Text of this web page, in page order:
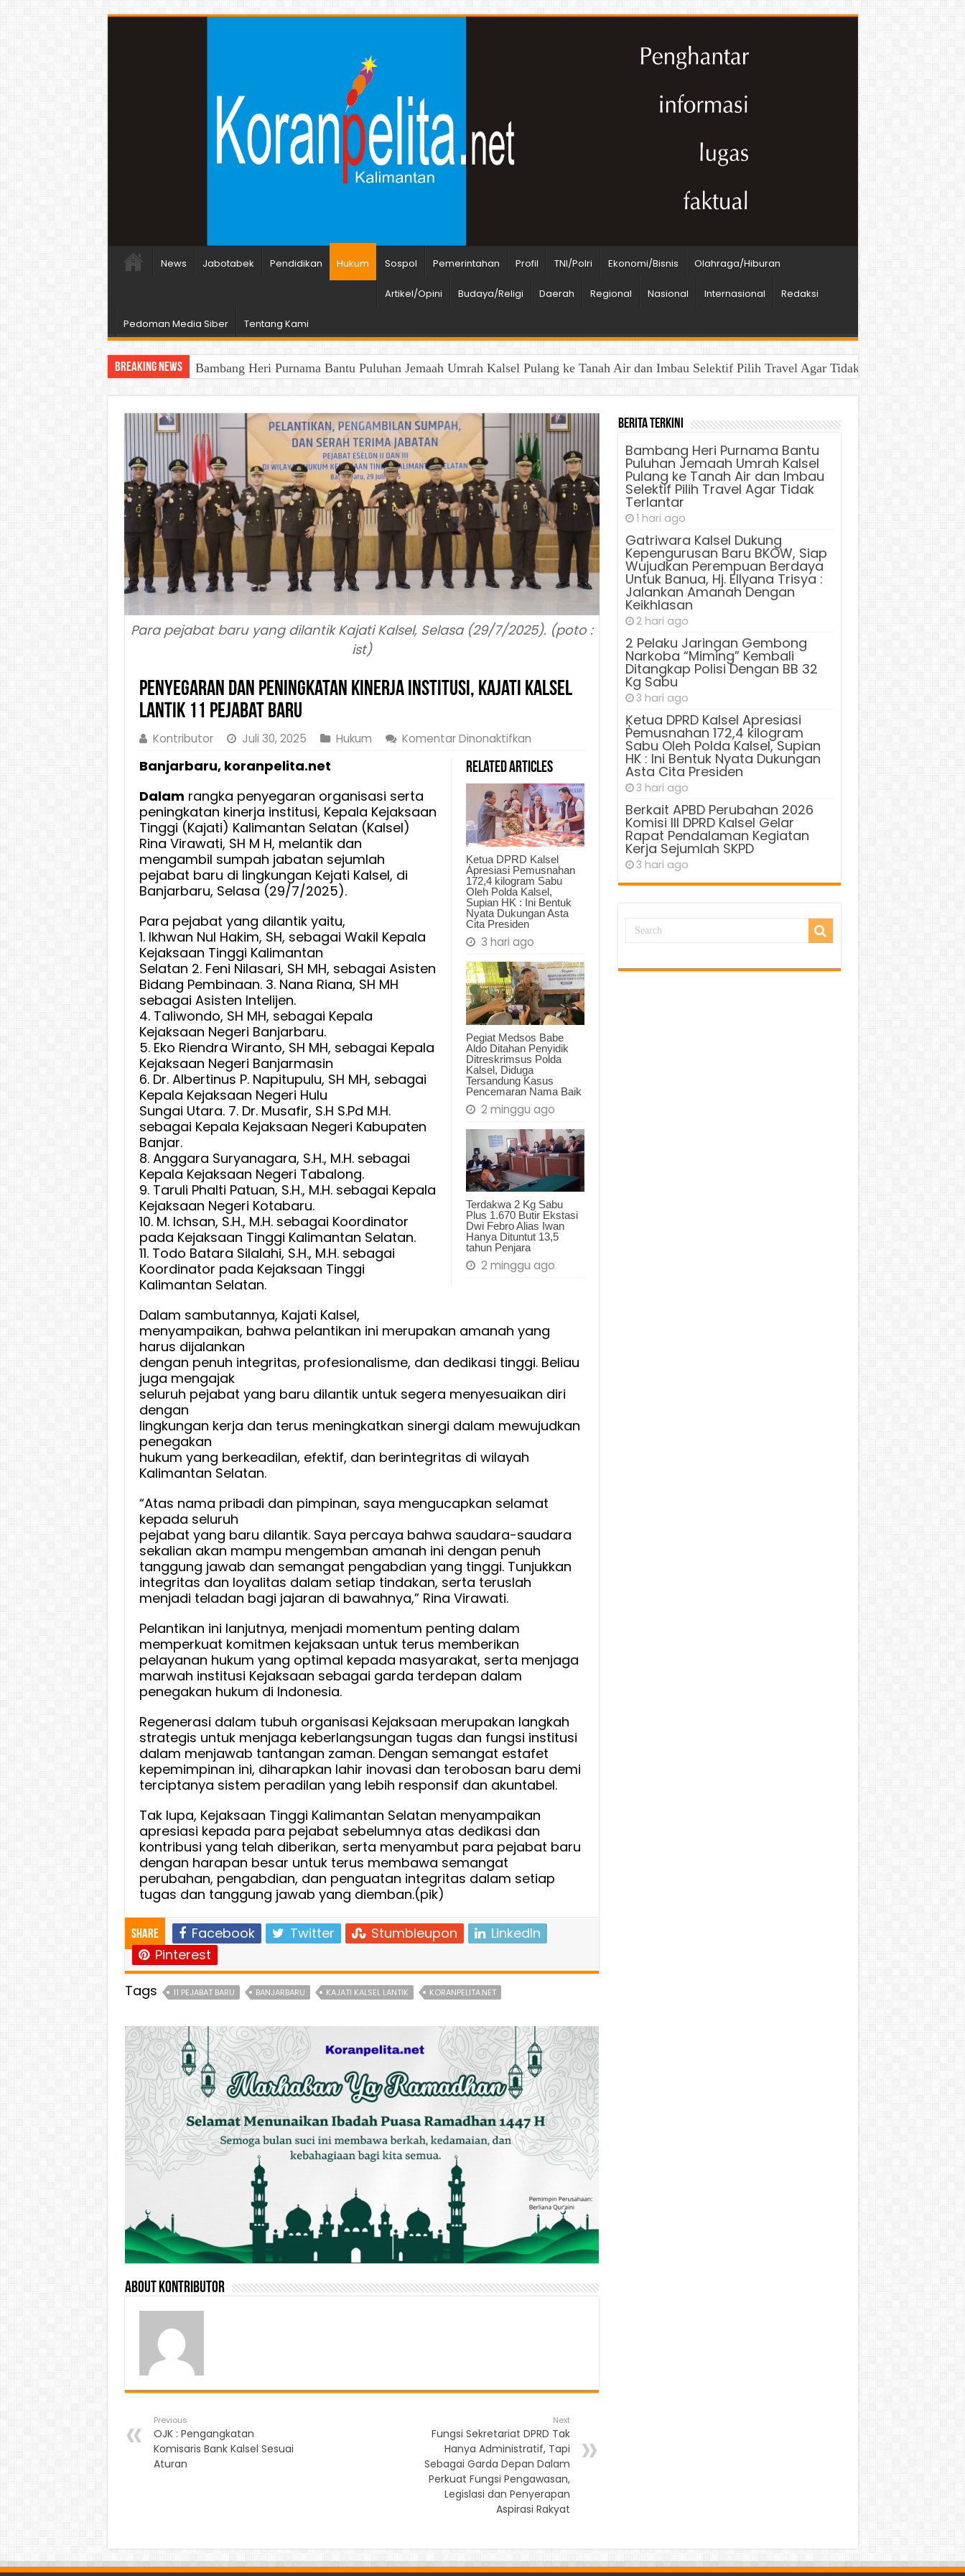
News Jabotabek Pendidikan Hukum Sospol Pemerintahan Profil TNI/Polri Ekonomi/Bisnis Olahraga/Hiburan
Artikel/Opini Budaya/Religi Daerah Regional Nasional Internasional Redaksi
Pedoman Media Siber Tentang Kami
Breaking News Bambang Heri Purnama Bantu Puluhan Jemaah Umrah Kalsel Pulang ke Tanah Air dan Imbau Selektif Pilih Travel Agar Tidak Terlantar
Gatriwara Kalsel Dukung Kepengurusan Baru BKOW, Siap Wujudkan Perempuan Berdaya Untuk Banua, Hj. Ellyana Trisya : Jalankan Amanah
Para pejabat baru yang dilantik Kajati Kalsel, Selasa (29/7/2025). (poto :
ist)
Penyegaran dan Peningkatan Kinerja Institusi, Kajati Kalsel
Lantik 11 Pejabat Baru
Kontributor Juli 30, 2025 Hukum Komentar Dinonaktifkanpada
dan
Peningkatan
Kinerja
Institusi,
Kajati
Kalsel
Lantik
11
Pejabat
Baru
Related Articles
Ķetua DPRD Kalsel
Apresiasi Pemusnahan
172,4 kilogram Sabu
Oleh Polda Kalsel,
Supian HK : Ini Bentuk
Nyata Dukungan Asta
Cita Presiden
3 hari ago
Pegiat Medsos Babe
Aldo Ditahan Penyidik
Ditreskrimsus Polda
Kalsel, Diduga
Tersandung Kasus
Pencemaran Nama Baik
2 minggu ago
Terdakwa 2 Kg Sabu
Plus 1.670 Butir Ekstasi
Dwi Febro Alias Iwan
Hanya Dituntut 13,5
tahun Penjara
2 minggu ago
Banjarbaru, koranpelita.net
Dalam rangka penyegaran organisasi serta
peningkatan kinerja institusi, Kepala Kejaksaan
Tinggi (Kajati) Kalimantan Selatan (Kalsel)
Rina Virawati, SH M H, melantik dan
mengambil sumpah jabatan sejumlah
pejabat baru di lingkungan Kejati Kalsel, di
Banjarbaru, Selasa (29/7/2025).
Para pejabat yang dilantik yaitu,
1. Ikhwan Nul Hakim, SH, sebagai Wakil Kepala
Kejaksaan Tinggi Kalimantan
Selatan 2. Feni Nilasari, SH MH, sebagai Asisten
Bidang Pembinaan. 3. Nana Riana, SH MH
sebagai Asisten Intelijen.
4. Taliwondo, SH MH, sebagai Kepala
Kejaksaan Negeri Banjarbaru.
5. Eko Riendra Wiranto, SH MH, sebagai Kepala
Kejaksaan Negeri Banjarmasin
6. Dr. Albertinus P. Napitupulu, SH MH, sebagai
Kepala Kejaksaan Negeri Hulu
Sungai Utara. 7. Dr. Musafir, S.H S.Pd M.H.
sebagai Kepala Kejaksaan Negeri Kabupaten
Banjar.
8. Anggara Suryanagara, S.H., M.H. sebagai
Kepala Kejaksaan Negeri Tabalong.
9. Taruli Phalti Patuan, S.H., M.H. sebagai Kepala
Kejaksaan Negeri Kotabaru.
10. M. Ichsan, S.H., M.H. sebagai Koordinator
pada Kejaksaan Tinggi Kalimantan Selatan.
11. Todo Batara Silalahi, S.H., M.H. sebagai
Koordinator pada Kejaksaan Tinggi
Kalimantan Selatan.
Dalam sambutannya, Kajati Kalsel,
menyampaikan, bahwa pelantikan ini merupakan amanah yang
harus dijalankan
dengan penuh integritas, profesionalisme, dan dedikasi tinggi. Beliau
juga mengajak
seluruh pejabat yang baru dilantik untuk segera menyesuaikan diri
dengan
lingkungan kerja dan terus meningkatkan sinergi dalam mewujudkan
penegakan
hukum yang berkeadilan, efektif, dan berintegritas di wilayah
Kalimantan Selatan.
“Atas nama pribadi dan pimpinan, saya mengucapkan selamat
kepada seluruh
pejabat yang baru dilantik. Saya percaya bahwa saudara-saudara
sekalian akan mampu mengemban amanah ini dengan penuh
tanggung jawab dan semangat pengabdian yang tinggi. Tunjukkan
integritas dan loyalitas dalam setiap tindakan, serta teruslah
menjadi teladan bagi jajaran di bawahnya,” Rina Virawati.
Pelantikan ini lanjutnya, menjadi momentum penting dalam
memperkuat komitmen kejaksaan untuk terus memberikan
pelayanan hukum yang optimal kepada masyarakat, serta menjaga
marwah institusi Kejaksaan sebagai garda terdepan dalam
penegakan hukum di Indonesia.
Regenerasi dalam tubuh organisasi Kejaksaan merupakan langkah
strategis untuk menjaga keberlangsungan tugas dan fungsi institusi
dalam menjawab tantangan zaman. Dengan semangat estafet
kepemimpinan ini, diharapkan lahir inovasi dan terobosan baru demi
terciptanya sistem peradilan yang lebih responsif dan akuntabel.
Tak lupa, Kejaksaan Tinggi Kalimantan Selatan menyampaikan
apresiasi kepada para pejabat sebelumnya atas dedikasi dan
kontribusi yang telah diberikan, serta menyambut para pejabat baru
dengan harapan besar untuk terus membawa semangat
perubahan, pengabdian, dan penguatan integritas dalam setiap
tugas dan tanggung jawab yang diemban.(pik)
Share Facebook Twitter Stumbleupon
LinkedIn
Pinterest
Tags
11 PEJABAT BARU BANJARBARU KAJATI KALSEL LANTIK KORANPELITA.NET
About Kontributor
Previous
OJK : Pengangkatan
Komisaris Bank Kalsel Sesuai
Aturan
Next
Fungsi Sekretariat DPRD Tak
Hanya Administratif, Tapi
Sebagai Garda Depan Dalam
Perkuat Fungsi Pengawasan,
Legislasi dan Penyerapan
Aspirasi Rakyat
Berita Terkini
Bambang Heri Purnama Bantu
Puluhan Jemaah Umrah Kalsel
Pulang ke Tanah Air dan Imbau
Selektif Pilih Travel Agar Tidak
Terlantar
1 hari ago
Gatriwara Kalsel Dukung
Kepengurusan Baru BKOW, Siap
Wujudkan Perempuan Berdaya
Untuk Banua, Hj. Ellyana Trisya :
Jalankan Amanah Dengan
Keikhlasan
2 hari ago
2 Pelaku Jaringan Gembong
Narkoba “Miming” Kembali
Ditangkap Polisi Dengan BB 32
Kg Sabu
3 hari ago
Ķetua DPRD Kalsel Apresiasi
Pemusnahan 172,4 kilogram
Sabu Oleh Polda Kalsel, Supian
HK : Ini Bentuk Nyata Dukungan
Asta Cita Presiden
3 hari ago
Berkait APBD Perubahan 2026
Komisi III DPRD Kalsel Gelar
Rapat Pendalaman Kegiatan
Kerja Sejumlah SKPD
3 hari ago